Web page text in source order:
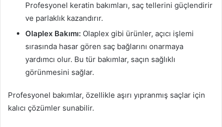
Profesyonel keratin bakımları, saç tellerini güçlendirir
ve parlaklık kazandırır.
Olaplex Bakımı: Olaplex gibi ürünler, açıcı işlemi
sırasında hasar gören saç bağlarını onarmaya
yardımcı olur. Bu tür bakımlar, saçın sağlıklı
görünmesini sağlar.
Profesyonel bakımlar, özellikle aşırı yıpranmış saçlar için
kalıcı çözümler sunabilir.